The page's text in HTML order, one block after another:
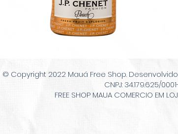
© Copyright 2022 Mauá Free Shop.
CNPJ: 34.179.625/
FREE SHOP MAUA COMERCIO EM